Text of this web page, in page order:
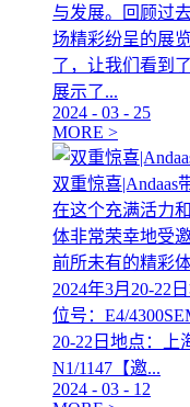
与发展。回顾过
场精彩纷呈的展
了，让我们看到
展示了...
2024 - 03 - 25
MORE >
双重惊喜|Andaas
在这个充满活力
体非常荣幸地受
前所未有的精彩
2024年3月20-22
位号：E4/
20-22日地点：上
N1/1147【邀...
2024 - 03 - 12